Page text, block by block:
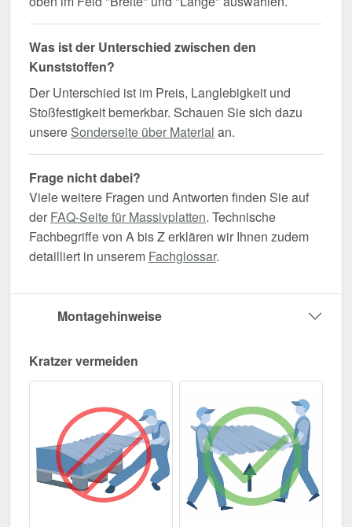
Was ist der Unterschied zwischen den
Kunststoffen?
Der Unterschied ist im Preis, Langlebigkeit und
Stoßfestigkeit bemerkbar. Schauen Sie sich dazu
unsere Sonderseite über Material an.
Frage nicht dabei?
Viele weitere Fragen und Antworten finden Sie auf
der FAQ-Seite für Massivplatten. Technische
Fachbegriffe von A bis Z erklären wir Ihnen zudem
detailliert in unserem Fachglossar.
Montagehinweise
Kratzer vermeiden